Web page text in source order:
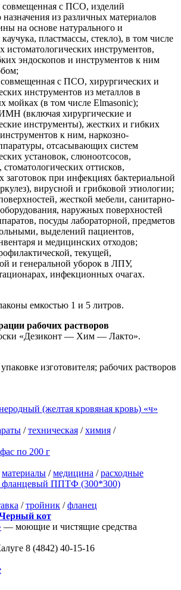
совмещенная с ПСО, изделий
из различных материалов
на основе натурального и
пластмассы, стекло), в том числе
истоматологических инструментов,
эндоскопов и инструментов к ним
с ПСО, хирургических и
инструментов из металлов в
мойках (в том числе Elmasonic);
(включая хирургические и
инструменты), жестких и гибких
к ним, наркозно-
отсасывающих систем
установок, слюноотсосов,
стоматологических оттисков,
заготовок при инфекциях бактериальной
вирусной и грибковой этиологии;
жесткой мебели, санитарно-
наружных поверхностей
посуды лабораторной, предметов
выделений пациентов,
и медицинских отходов;
текущей,
и генеральной уборок в ЛПУ,
инфекционных очагах.
емкостью 1 и 5 литров.
рабочих растворов
«Дезиконт — Хим — Лакто».
изготовителя; рабочих растворов
(желтая кровяная кровь) «ч»
/техническая /химия /
по 200 г
материалы /медицина /расходные
фланцевый ППТФ (300*300)
/тройник /фланец
кот
— моющие и чистящие средства
8 (4842) 40-15-16